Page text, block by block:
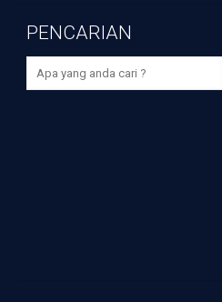
PENCARIAN